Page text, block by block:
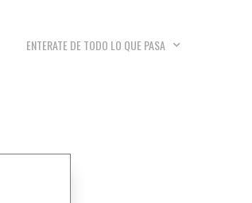
ENTERATE DE TODO LO QUE PASA